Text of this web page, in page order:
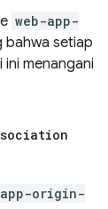
web-app-
bahwa setiap
ini menangani
app-origin-